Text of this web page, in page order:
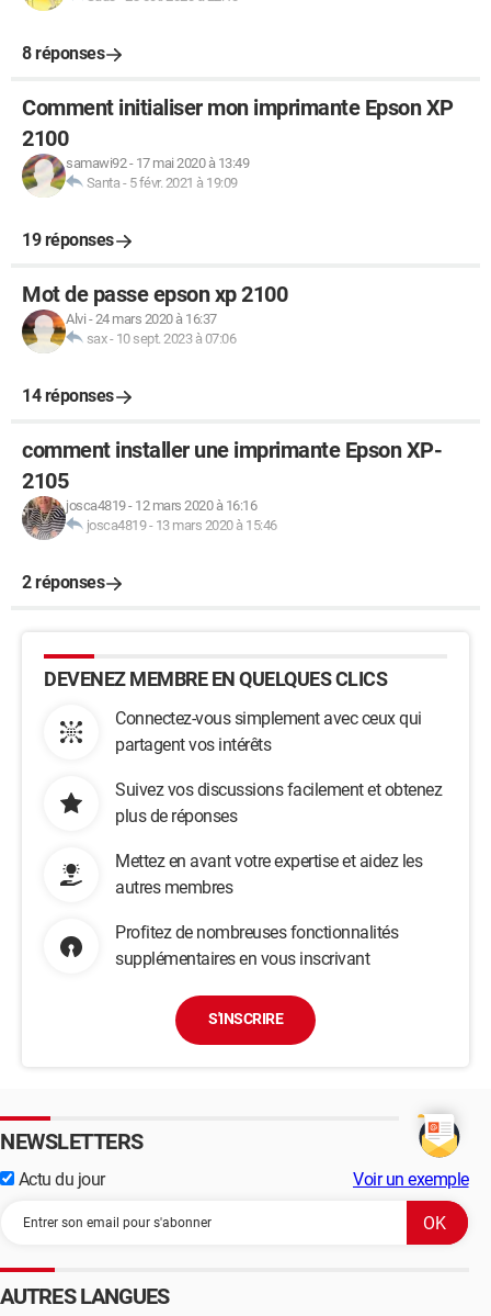
8 réponses
Comment initialiser mon imprimante Epson XP
2100
samawi92- 17 mai 2020 à 13:49
Santa - 5 févr. 2021 à 19:09
19 réponses
Mot de passe epson xp 2100
Alvi -24 mars 2020 à 16:37
sax- 10 sept. 2023 à 07:06
14 réponses
comment installer une imprimante Epson XP-
2105
josca4819- 12 mars 2020 à 16:16
josca4819- 13 mars 2020 à 15:46
2 réponses
DEVENEZ MEMBRE EN QUELQUES CLICS
Connectez-vous simplement avec ceux qui
partagent vos intérêts
Suivez vos discussions facilement et obtenez
plus de réponses
Mettez en avant votre expertise et aidez les
autres membres
Profitez de nombreuses fonctionnalités
supplémentaires en vous inscrivant
S'INSCRIRE
NEWSLETTERS
Actu du jour Voir un exemple
AUTRES LANGUES